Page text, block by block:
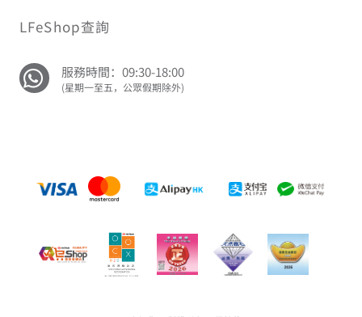
LFeShop查詢
服務時間：09:30-18:00
(星期一至五，公眾假期除外)